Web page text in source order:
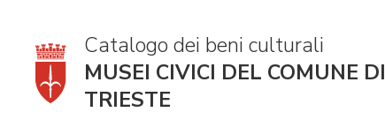
Catalogo dei beni culturali
MUSEI CIVICI DEL COMUNE DI
TRIESTE